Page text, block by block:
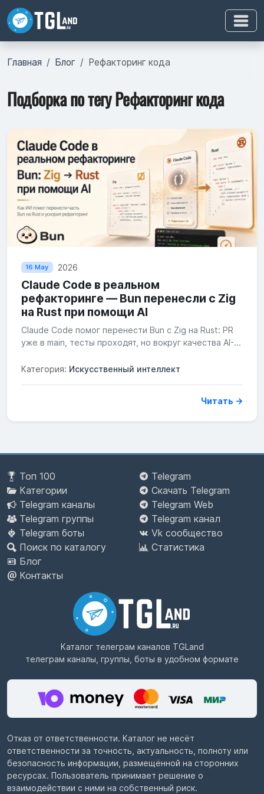
Главная Блог Рефакторинг кода
Подборка по тегу Рефакторинг кода
16 May 2026
Claude Code в реальном
рефакторинге — Bun перенесли с Zig
на Rust при помощи AI
Claude Code помог перенести Bun с Zig на Rust: PR
уже в main, тесты проходят, но вокруг качества AI-...
Категория: Искусственный интеллект
Читать →
Топ 100
Категории
Telegram каналы
Telegram группы
Telegram боты
Поиск по каталогу
Блог
Контакты
Telegram
Скачать Telegram
Telegram Web
Telegram канал
Vk сообщество
Статистика
Каталог телеграм каналов TGLand
телеграм каналы, группы, боты в удобном формате
Отказ от ответственности. Каталог не несёт
ответственности за точность, актуальность, полноту или
безопасность информации, размещённой на сторонних
ресурсах. Пользователь принимает решение о
взаимодействии с ними на собственный риск.